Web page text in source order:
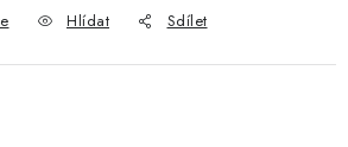
Hlídat Sdílet